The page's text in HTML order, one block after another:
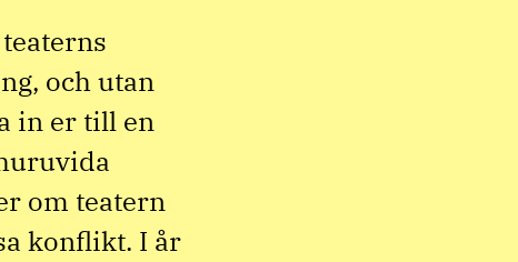
och utan
in er till en
om teatern
konflikt. I år